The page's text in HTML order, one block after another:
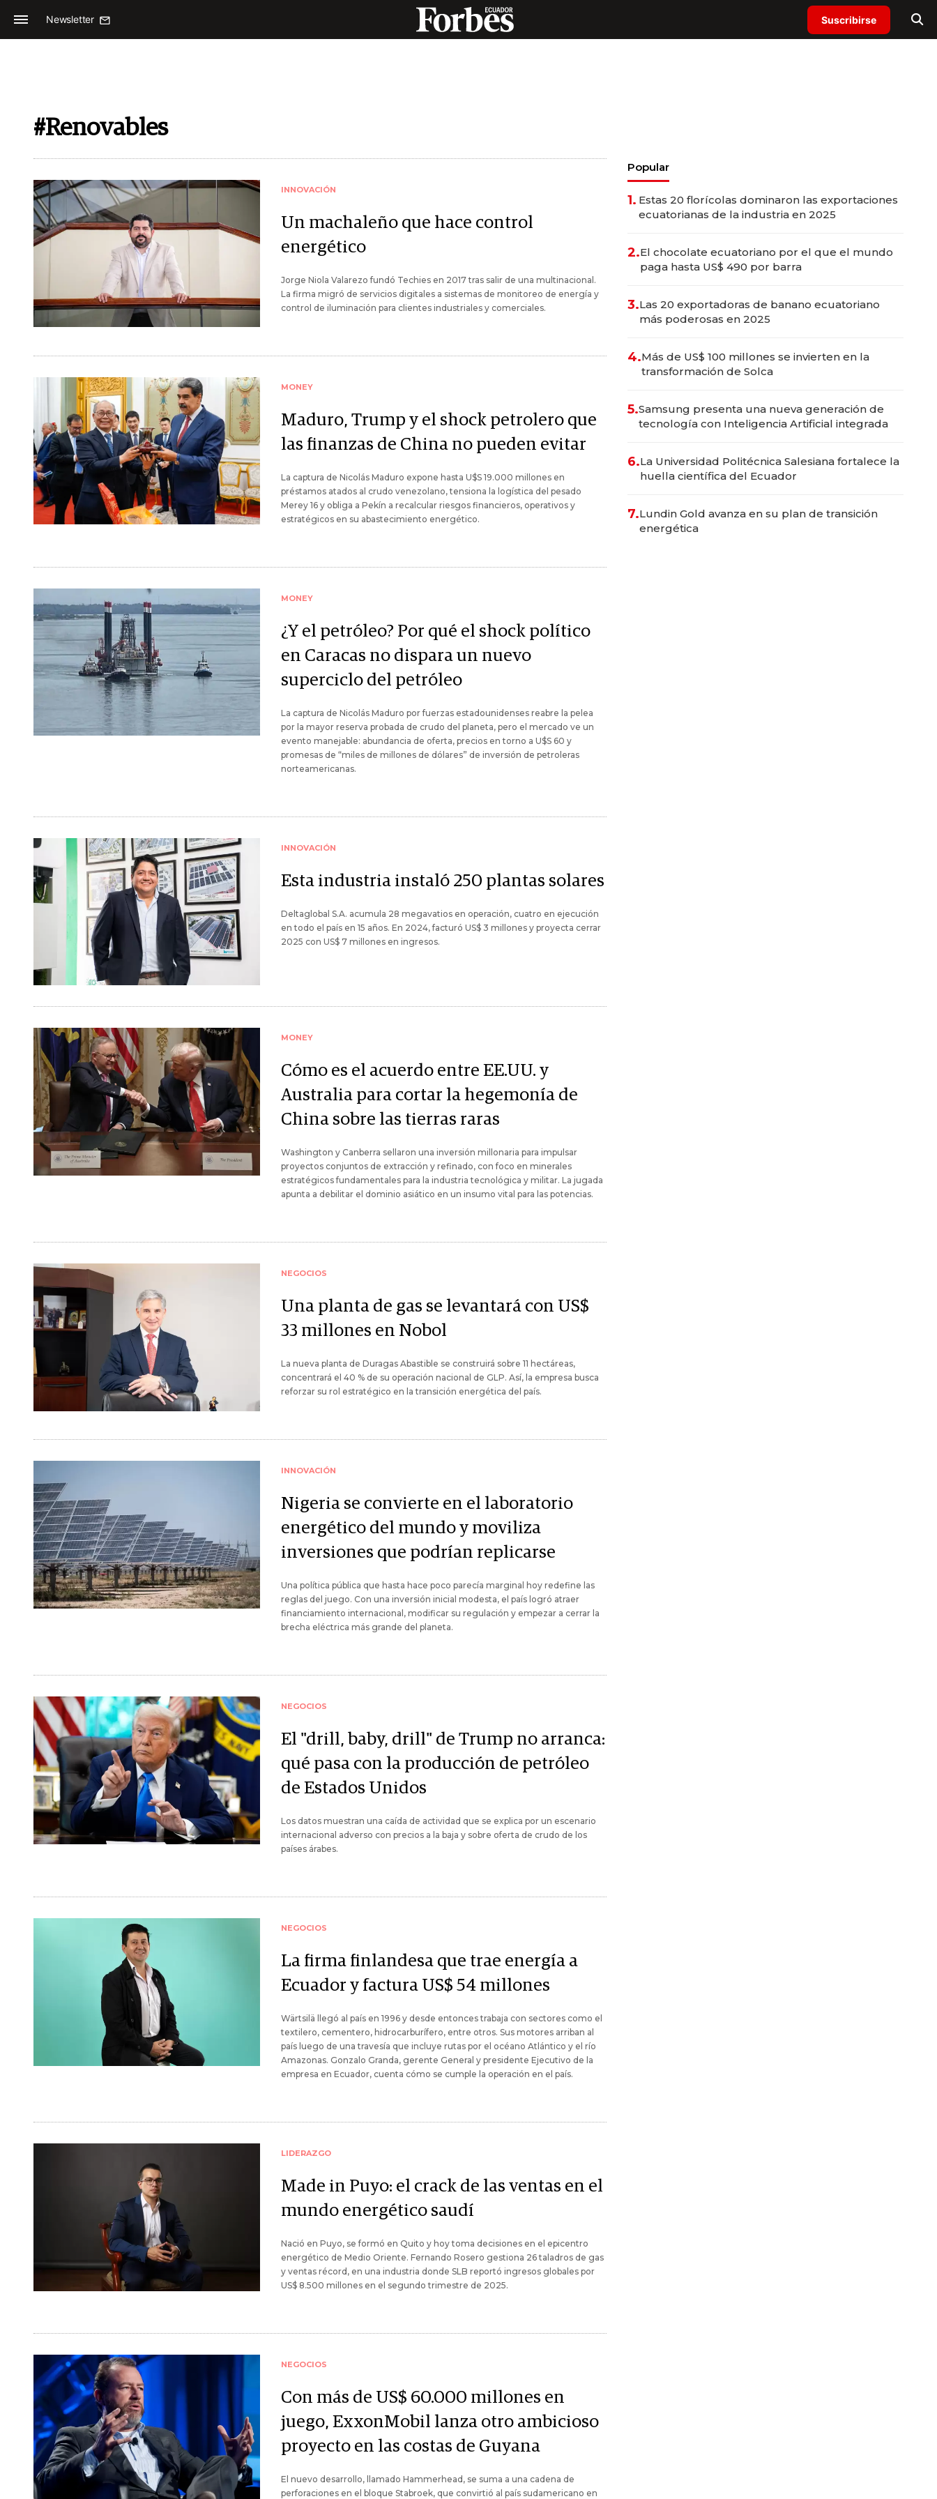
Newsletter Suscribirse
#Renovables
INNOVACIÓN
Un machaleño que hace control
energético
Jorge Niola Valarezo fundó Techies en 2017 tras salir de una multinacional.
La firma migró de servicios digitales a sistemas de monitoreo de energía y
control de iluminación para clientes industriales y comerciales.
MONEY
Maduro, Trump y el shock petrolero que
las finanzas de China no pueden evitar
La captura de Nicolás Maduro expone hasta U$S 19.000 millones en
préstamos atados al crudo venezolano, tensiona la logística del pesado
Merey 16 y obliga a Pekín a recalcular riesgos financieros, operativos y
estratégicos en su abastecimiento energético.​
MONEY
¿Y el petróleo? Por qué el shock político
en Caracas no dispara un nuevo
superciclo del petróleo
La captura de Nicolás Maduro por fuerzas estadounidenses reabre la pelea
por la mayor reserva probada de crudo del planeta, pero el mercado ve un
evento manejable: abundancia de oferta, precios en torno a U$S 60 y
promesas de “miles de millones de dólares” de inversión de petroleras
norteamericanas.
INNOVACIÓN
Esta industria instaló 250 plantas solares
Deltaglobal S.A. acumula 28 megavatios en operación, cuatro en ejecución
en todo el país en 15 años. En 2024, facturó US$ 3 millones y proyecta cerrar
2025 con US$ 7 millones en ingresos.
MONEY
Cómo es el acuerdo entre EE.UU. y
Australia para cortar la hegemonía de
China sobre las tierras raras
Washington y Canberra sellaron una inversión millonaria para impulsar
proyectos conjuntos de extracción y refinado, con foco en minerales
estratégicos fundamentales para la industria tecnológica y militar. La jugada
apunta a debilitar el dominio asiático en un insumo vital para las potencias.
NEGOCIOS
Una planta de gas se levantará con US$
33 millones en Nobol
La nueva planta de Duragas Abastible se construirá sobre 11 hectáreas,
concentrará el 40 % de su operación nacional de GLP. Así, la empresa busca
reforzar su rol estratégico en la transición energética del país.
INNOVACIÓN
Nigeria se convierte en el laboratorio
energético del mundo y moviliza
inversiones que podrían replicarse
Una política pública que hasta hace poco parecía marginal hoy redefine las
reglas del juego. Con una inversión inicial modesta, el país logró atraer
financiamiento internacional, modificar su regulación y empezar a cerrar la
brecha eléctrica más grande del planeta.
NEGOCIOS
El "drill, baby, drill" de Trump no arranca:
qué pasa con la producción de petróleo
de Estados Unidos
Los datos muestran una caída de actividad que se explica por un escenario
internacional adverso con precios a la baja y sobre oferta de crudo de los
países árabes.
NEGOCIOS
La firma finlandesa que trae energía a
Ecuador y factura US$ 54 millones
Wärtsilä llegó al país en 1996 y desde entonces trabaja con sectores como el
textilero, cementero, hidrocarburífero, entre otros. Sus motores arriban al
país luego de una travesía que incluye rutas por el océano Atlántico y el río
Amazonas. Gonzalo Granda, gerente General y presidente Ejecutivo de la
empresa en Ecuador, cuenta cómo se cumple la operación en el país.
LIDERAZGO
Made in Puyo: el crack de las ventas en el
mundo energético saudí
Nació en Puyo, se formó en Quito y hoy toma decisiones en el epicentro
energético de Medio Oriente. Fernando Rosero gestiona 26 taladros de gas
y ventas récord, en una industria donde SLB reportó ingresos globales por
US$ 8.500 millones en el segundo trimestre de 2025.
NEGOCIOS
Con más de US$ 60.000 millones en
juego, ExxonMobil lanza otro ambicioso
proyecto en las costas de Guyana
El nuevo desarrollo, llamado Hammerhead, se suma a una cadena de
perforaciones en el bloque Stabroek, que convirtió al país sudamericano en
Popular
1. Estas 20 florícolas dominaron las exportaciones
ecuatorianas de la industria en 2025
2.El chocolate ecuatoriano por el que el mundo
paga hasta US$ 490 por barra
3.Las 20 exportadoras de banano ecuatoriano
más poderosas en 2025
4.Más de US$ 100 millones se invierten en la
transformación de Solca
5.Samsung presenta una nueva generación de
tecnología con Inteligencia Artificial integrada
6.La Universidad Politécnica Salesiana fortalece la
huella científica del Ecuador
7.Lundin Gold avanza en su plan de transición
energética